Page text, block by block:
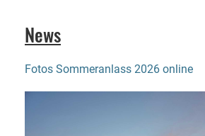
News
Fotos Sommeranlass 2026 online